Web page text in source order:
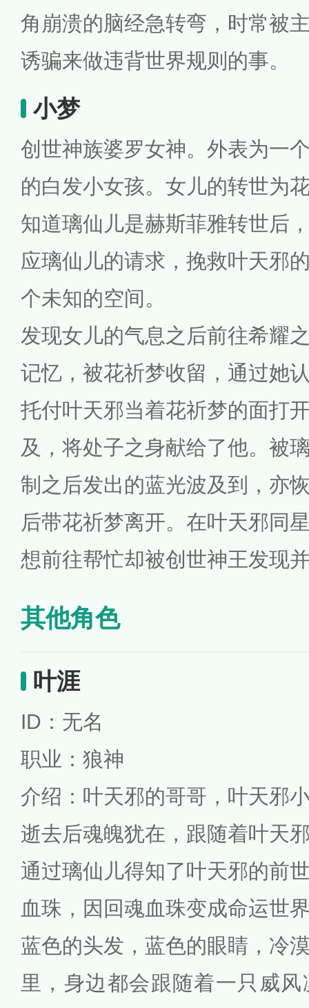
角崩溃的脑经急转弯，时常被
诱骗来做违背世界规则的事。
小梦
创世神族婆罗女神。外表为一
的白发小女孩。女儿的转世为
知道璃仙儿是赫斯菲雅转世后
应璃仙儿的请求，挽救叶天邪
个未知的空间。
发现女儿的气息之后前往希耀
记忆，被花祈梦收留，通过她
托付叶天邪当着花祈梦的面打
及，将处子之身献给了他。被
制之后发出的蓝光波及到，亦
后带花祈梦离开。在叶天邪同
想前往帮忙却被创世神王发现
其他角色
叶涯
ID：无名
职业：狼神
介绍：叶天邪的哥哥，叶天邪
逝去后魂魄犹在，跟随着叶天
通过璃仙儿得知了叶天邪的前
血珠，因回魂血珠变成命运世
蓝色的头发，蓝色的眼睛，冷
里，身边都会跟随着一只威